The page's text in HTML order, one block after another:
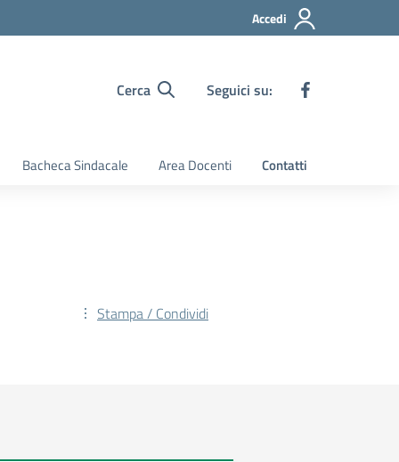
Accedi
Cerca Seguici su:
Bacheca Sindacale Area Docenti Contatti
Stampa / Condividi